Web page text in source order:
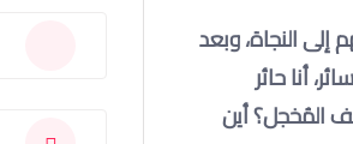
النجاة، وبعد
أنا حائر
المُخجل؟ أين